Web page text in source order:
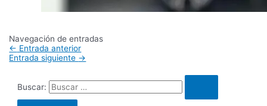
Navegación de entradas
← Entrada anterior
Entrada siguiente →
Buscar: